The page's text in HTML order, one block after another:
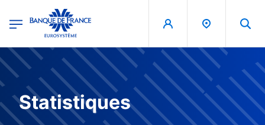
Banque de France - Menu Principal
Statistiques